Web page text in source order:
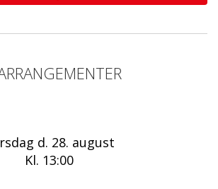
d. 28. august
Kl. 13:00